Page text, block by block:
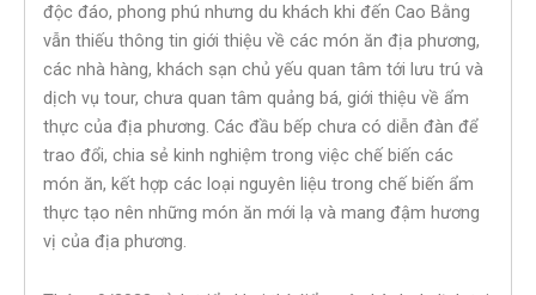
độc đáo, phong phú nhưng du khách khi đến Cao Bằng
vẫn thiếu thông tin giới thiệu về các món ăn địa phương,
các nhà hàng, khách sạn chủ yếu quan tâm tới lưu trú và
dịch vụ tour, chưa quan tâm quảng bá, giới thiệu về ẩm
thực của địa phương. Các đầu bếp chưa có diễn đàn để
trao đổi, chia sẻ kinh nghiệm trong việc chế biến các
món ăn, kết hợp các loại nguyên liệu trong chế biến ẩm
thực tạo nên những món ăn mới lạ và mang đậm hương
vị của địa phương.